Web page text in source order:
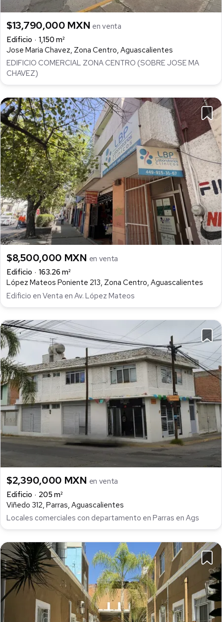
$13,790,000 MXN en venta
Edificio
1,150 m²
Jose Maria Chavez, Zona Centro, Aguascalientes
EDIFICIO COMERCIAL ZONA CENTRO (SOBRE JOSE MA
CHAVEZ)
$8,500,000 MXN en venta
Edificio
163.26 m²
López Mateos Poniente 213, Zona Centro, Aguascalientes
Edificio en Venta en Av. López Mateos
$2,390,000 MXN en venta
Edificio
205 m²
Viñedo 312, Parras, Aguascalientes
Locales comerciales con departamento en Parras en Ags